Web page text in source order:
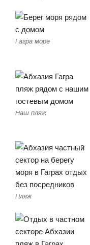
Гагра море
Наш пляж
Пляж